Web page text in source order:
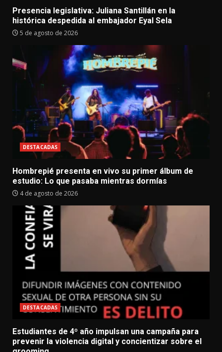
Presencia legislativa: Juliana Santillán en la
histórica despedida al embajador Eyal Sela
5 de agosto de 2026
DESTACADAS
Hombrepié presenta en vivo su primer álbum de
estudio: Lo que pasaba mientras dormías
4 de agosto de 2026
DESTACADAS
Estudiantes de 4º año impulsan una campaña para
prevenir la violencia digital y concientizar sobre el